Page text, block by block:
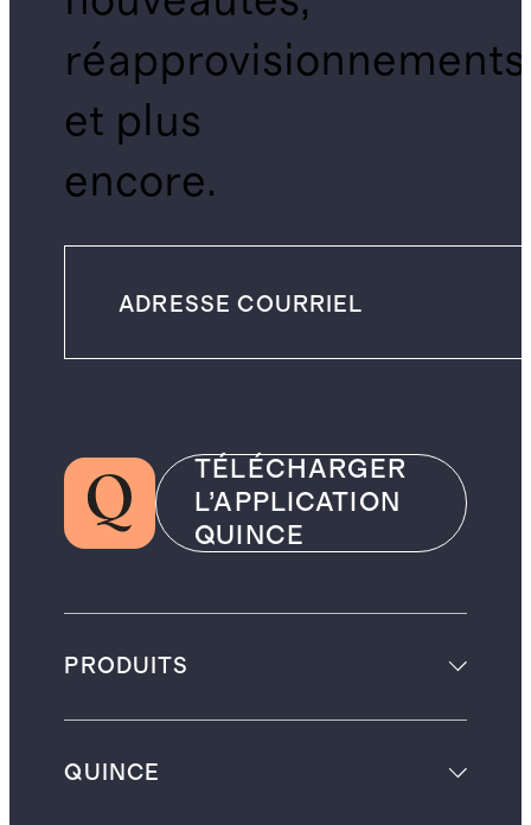
réapprovisionnements
et plus
encore.
TÉLÉCHARGER
L’APPLICATION
QUINCE
PRODUITS
QUINCE